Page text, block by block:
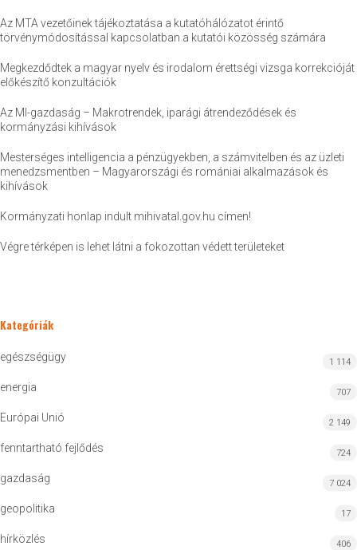
Az MTA vezetőinek tájékoztatása a kutatóhálózatot érintő
törvénymódosítással kapcsolatban a kutatói közösség számára
Megkezdődtek a magyar nyelv és irodalom érettségi vizsga korrekcióját
előkészítő konzultációk
Az MI-gazdaság – Makrotrendek, iparági átrendeződések és
kormányzási kihívások
Mesterséges intelligencia a pénzügyekben, a számvitelben és az üzleti
menedzsmentben – Magyarországi és romániai alkalmazások és
kihívások
Kormányzati honlap indult mihivatal.gov.hu címen!
Végre térképen is lehet látni a fokozottan védett területeket
Kategóriák
egészségügy 1 114
energia 707
Európai Unió 2 149
fenntartható fejlődés 724
gazdaság 7 024
geopolitika 17
hírközlés 406